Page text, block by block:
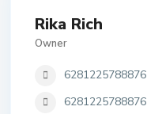
Rika Rich
Owner
6281225788876
6281225788876